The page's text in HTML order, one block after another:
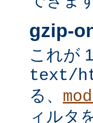
gzip-
これが
text/
る、
ィルタ